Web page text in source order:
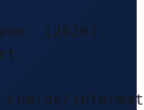
(2026).
de/